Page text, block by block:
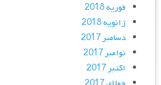
فوریه 2018
ژانویه 2018
دسامبر 2017
نوامبر 2017
اکتبر 2017